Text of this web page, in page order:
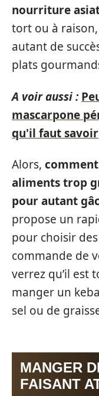
nourriture
tort ou à
autant de
plats
A voir aussi :
mascarpone
qu'il faut savoir
Alors,
aliments trop
pour autant
propose un
pour choisir
commande de
verrez qu’il est
manger un
sel ou de
MANGER
FAISANT